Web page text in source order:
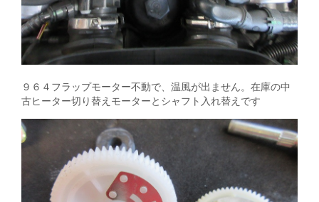
９６４フラップモーター不動で、温風が出ません。在庫の中
古ヒーター切り替えモーターとシャフト入れ替えです